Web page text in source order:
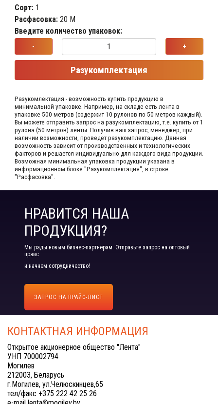
Сорт: 1
Расфасовка: 20 М
Введите количество упаковок:
- +
Разукомплектация
Разукомлектация - возможность купить продукцию в
минимальной упаковке. Например, на складе​ есть лента в
упаковке 500 метров (содержит 10 рулонов по 50 метров каждый).​
Вы можете отправить запрос на разукомплектацию, т.е. купить от 1
рулона (50 метров) ленты. Получив ваш запрос,​ менеджер, при
наличии возможности, проведет разукомплектацию. Данная
возможность зависит от производственных​ и технологических
факторов и решается индивидуально для каждого вида продукции.​
Возможная минимальная упаковка продукции указана в
информационном блоке "Разукомплектация", в строке
"Расфасовка".
НРАВИТСЯ НАША
ПРОДУКЦИЯ?
Мы рады новым бизнес-партнерам. Отправьте запрос на оптовый
прайс
и начнем сотрудничество!
ЗАПРОС НА ПРАЙС-ЛИСТ
КОНТАКТНАЯ ИНФОРМАЦИЯ
Открытое акционерное общество "Лента"
УНП 700002794
Могилев
212003, Беларусь
г.Могилев, ул.Челюскинцев,65
тел/факс +375 222 42 25 26